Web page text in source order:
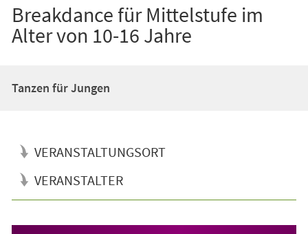
Breakdance für Mittelstufe im
Alter von 10-16 Jahre
Tanzen für Jungen
VERANSTALTUNGSORT
VERANSTALTER